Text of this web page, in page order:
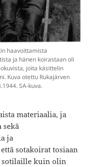
haavoittamista
ja hänen koirastaan oli
joita käsittelin
Kuva otettu Rukajärven
SA-kuva.
materiaalia, ja
ja
sotakoirat tosiaan
sotilaille kuin olin